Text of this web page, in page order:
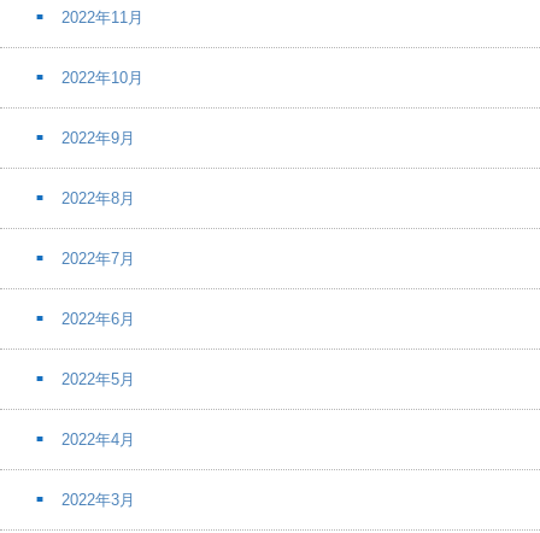
2022年11月
2022年10月
2022年9月
2022年8月
2022年7月
2022年6月
2022年5月
2022年4月
2022年3月